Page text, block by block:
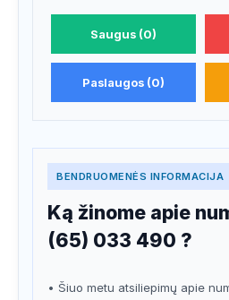
Saugus (0)
Paslaugos (0)
BENDRUOMENĖS INFORMACIJA
Ką žinome apie
(65) 033 490 ?
• Šiuo metu atsiliepimų apie